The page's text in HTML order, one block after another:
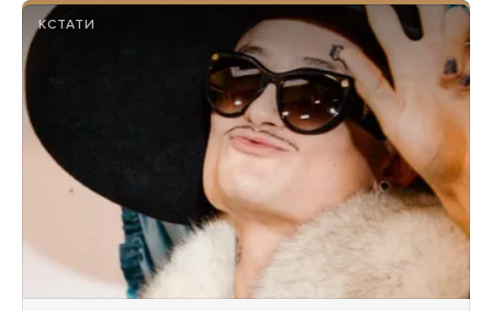
КСТАТИ